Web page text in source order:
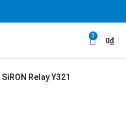
0
0₫
SiRON Relay Y321